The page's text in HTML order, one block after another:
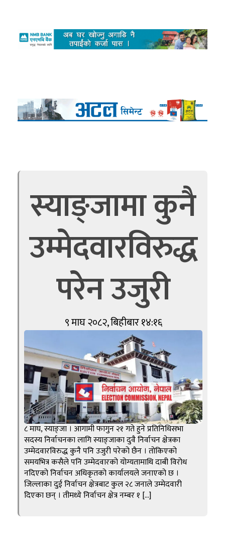
स्याङ्जामा कुनै
उम्मेदवारविरुद्ध
परेन उजुरी
९ माघ २०८२, बिहीबार १४:१६
८ माघ, स्याङ्जा । आगामी फागुन २१ गते हुने प्रतिनिधिसभा
सदस्य निर्वाचनका लागि स्याङ्जाका दुवै निर्वाचन क्षेत्रका
उम्मेदवारविरुद्ध कुनै पनि उजुरी परेको छैन । तोकिएको
समयभित्र कसैले पनि उम्मेदवारको योग्यतामाथि दाबी विरोध
नदिएको निर्वाचन अधिकृतको कार्यालयले जनाएको छ ।
जिल्लाका दुई निर्वाचन क्षेत्रबाट कुल २८ जनाले उम्मेदवारी
दिएका छन् । तीमध्ये निर्वाचन क्षेत्र नम्बर १ […]